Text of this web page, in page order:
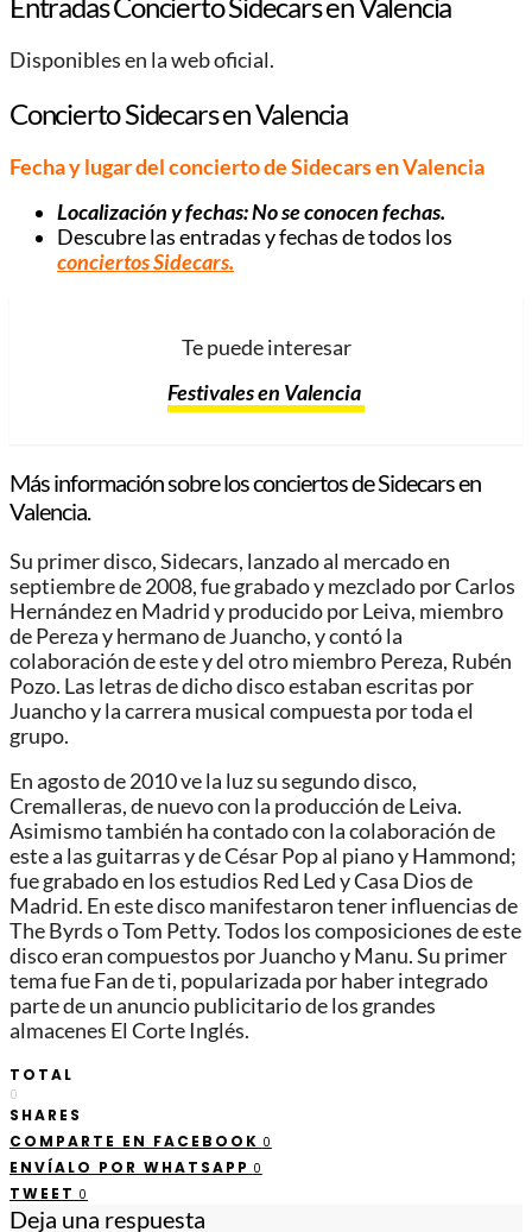
Disponibles en la web oficial.
Concierto Sidecars en Valencia
Fecha y lugar del concierto de Sidecars en Valencia
Localización y fechas: No se conocen fechas.
Descubre las entradas y fechas de todos los
conciertos Sidecars.
Te puede interesar
Festivales en Valencia
Más información sobre los conciertos de Sidecars en
Valencia.
Su primer disco, Sidecars, lanzado al mercado en
septiembre de 2008, fue grabado y mezclado por Carlos
Hernández en Madrid y producido por Leiva, miembro
de Pereza y hermano de Juancho, y contó la
colaboración de este y del otro miembro Pereza, Rubén
Pozo. Las letras de dicho disco estaban escritas por
Juancho y la carrera musical compuesta por toda el
grupo.
En agosto de 2010 ve la luz su segundo disco,
Cremalleras, de nuevo con la producción de Leiva.
Asimismo también ha contado con la colaboración de
este a las guitarras y de César Pop al piano y Hammond;
fue grabado en los estudios Red Led y Casa Dios de
Madrid. En este disco manifestaron tener influencias de
The Byrds o Tom Petty. Todos los composiciones de este
disco eran compuestos por Juancho y Manu. Su primer
tema fue Fan de ti, popularizada por haber integrado
parte de un anuncio publicitario de los grandes
almacenes El Corte Inglés.
TOTAL
0
SHARES
COMPARTE EN FACEBOOK 0
ENVÍALO POR WHATSAPP 0
TWEET 0
Deja una respuesta